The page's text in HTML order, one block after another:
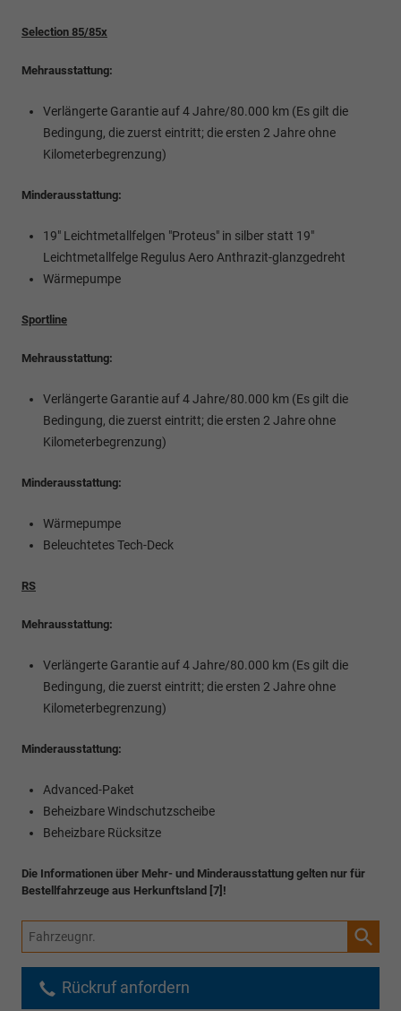
Selection 85/85x
Mehrausstattung:
Verlängerte Garantie auf 4 Jahre/80.000 km (Es gilt die
Bedingung, die zuerst eintritt; die ersten 2 Jahre ohne
Kilometerbegrenzung)
Minderausstattung:
19" Leichtmetallfelgen "Proteus" in silber statt 19"
Leichtmetallfelge Regulus Aero Anthrazit-glanzgedreht
Wärmepumpe
Sportline
Mehrausstattung:
Verlängerte Garantie auf 4 Jahre/80.000 km (Es gilt die
Bedingung, die zuerst eintritt; die ersten 2 Jahre ohne
Kilometerbegrenzung)
Minderausstattung:
Wärmepumpe
Beleuchtetes Tech-Deck
RS
Mehrausstattung:
Verlängerte Garantie auf 4 Jahre/80.000 km (Es gilt die
Bedingung, die zuerst eintritt; die ersten 2 Jahre ohne
Kilometerbegrenzung)
Minderausstattung:
Advanced-Paket
Beheizbare Windschutzscheibe
Beheizbare Rücksitze
Die Informationen über Mehr- und Minderausstattung gelten nur für
Bestellfahrzeuge aus Herkunftsland [7]!
Fahrzeugnr.
Rückruf anfordern